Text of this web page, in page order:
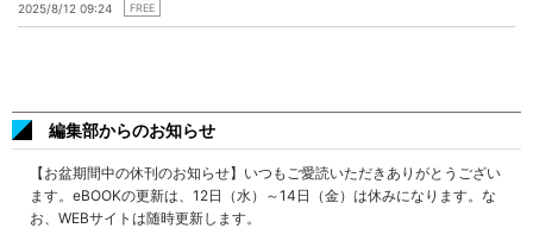
2025/8/12 09:24 FREE
編集部からのお知らせ
【お盆期間中の休刊のお知らせ】いつもご愛読いただきありがとうござい
ます。eBOOKの更新は、12日（水）～14日（金）は休みになります。な
お、WEBサイトは随時更新します。